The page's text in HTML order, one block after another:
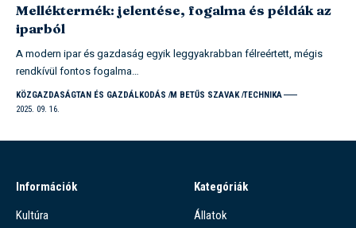
Melléktermék: jelentése, fogalma és példák az
iparból
A modern ipar és gazdaság egyik leggyakrabban félreértett, mégis
rendkívül fontos fogalma…
KÖZGAZDASÁGTAN ÉS GAZDÁLKODÁS M BETŰS SZAVAK TECHNIKA
2025. 09. 16.
Információk
Kultúra
Kategóriák
Állatok